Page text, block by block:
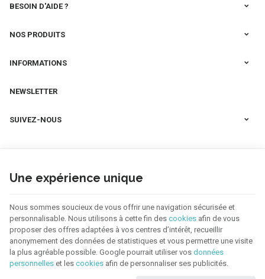
BESOIN D'AIDE ?
NOS PRODUITS
INFORMATIONS
NEWSLETTER
SUIVEZ-NOUS
Une expérience unique
Nous sommes soucieux de vous offrir une navigation sécurisée et
personnalisable. Nous utilisons à cette fin des cookies afin de vous
proposer des offres adaptées à vos centres d’intérêt, recueillir
anonymement des données de statistiques et vous permettre une visite
la plus agréable possible. Google pourrait utiliser vos données
personnelles et les cookies afin de personnaliser ses publicités.